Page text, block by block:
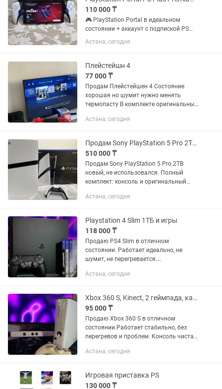
110 000 ₸
🎮 PlayStation Portal в идеальном
состоянии + аккаунт с подпиской PS
Plus Premium на целый год в придачу!
🔥 Главное: PS5 НЕ НУЖНА! Благодаря
нужен только Wi-Fi....
Астана, сегодня
Плейстейшн 4
77 000 ₸
Продам Плейстейшен 4 Состояние
хорошая но шумит нужно менять
термопасту В комплекте оригинальный
Игры Хоризон Год оф вар Ончардент
Астана, сегодня
Продам Sony PlayStation 5 Pro 2TB новый
510 000 ₸
Продам Sony PlayStation 5 Pro 2TB
новый, не использовался. Полный
комплект: консоль и оригинальный
версия CFI-7000B01. Получена в
Астана, сегодня
Playstation 4 Slim 1ТБ и игры
118 000 ₸
Продаю PS4 Slim в отличном
состоянии. Работает идеально, не
шумит, не перегревается.
вид хороший. В комплекте: — PS4 Slim
DualShock 4 —...
Астана, сегодня
Xbox 360 S, Kinect, 2 геймпада, карта памяти на 150 игр
95 000 ₸
Продаю Xbox 360 S в отличном
состоянии.Работает стабильно, без
перегревов и проблем. Консоль чистая
S— Kinect— 2 беспроводных геймпада—
Астана, сегодня
Игровая приставка PS
130 000 ₸